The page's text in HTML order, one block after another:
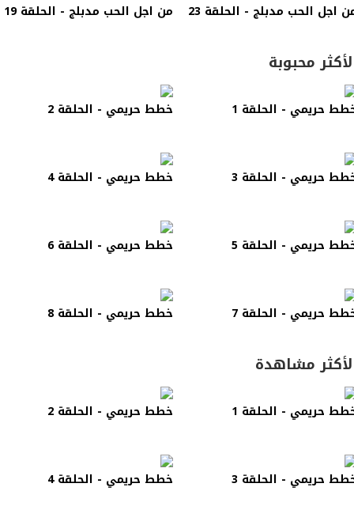
اجل الحب مدبلج - الحلقة 23 من اجل الحب مدبلج - الحلقة 19
محبوبة
حريمي - الحلقة 1 خطط حريمي - الحلقة 2
حريمي - الحلقة 3 خطط حريمي - الحلقة 4
حريمي - الحلقة 5 خطط حريمي - الحلقة 6
حريمي - الحلقة 7 خطط حريمي - الحلقة 8
مشاهدة
حريمي - الحلقة 1 خطط حريمي - الحلقة 2
حريمي - الحلقة 3 خطط حريمي - الحلقة 4